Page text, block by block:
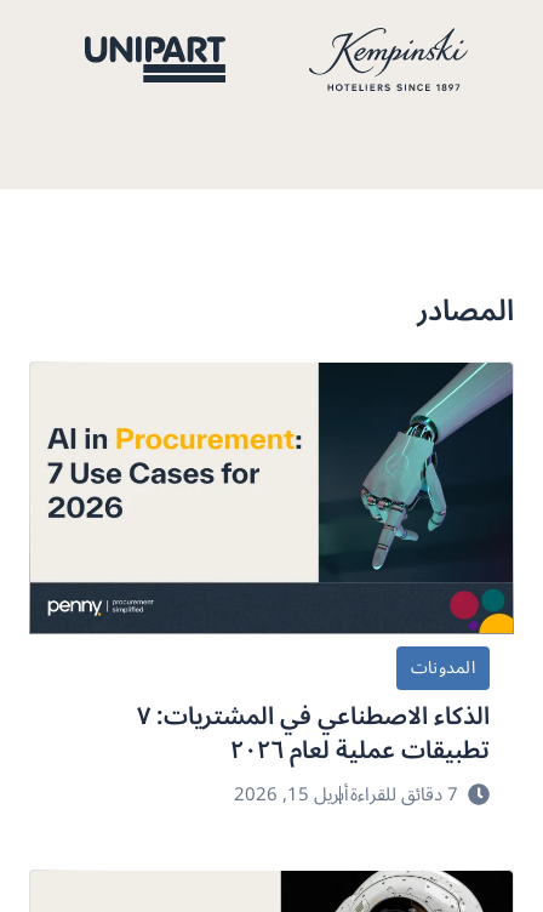
المصادر
المدونات
الذكاء الاصطناعي في المشتريات: ٧
تطبيقات عملية لعام ٢٠٢٦
7 دقائق للقراءة أبريل 15, 2026